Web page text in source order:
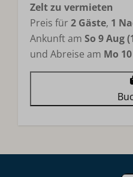
Zelt zu vermieten
Preis für2 Gäste, 1
Ankunft am So 9 Aug
und Abreise am Mo